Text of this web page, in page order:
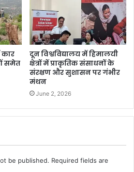
कार
समेत
दून विश्वविद्यालय में हिमालयी
क्षेत्रों में प्राकृतिक संसाधनों के
संरक्षण और सुशासन पर गंभीर
मंथन
June 2, 2026
be published. Required fields are